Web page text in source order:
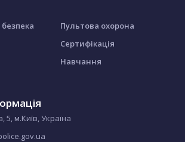
Пультова охорона
Сертифікація
Навчання
5, м.Київ, Україна